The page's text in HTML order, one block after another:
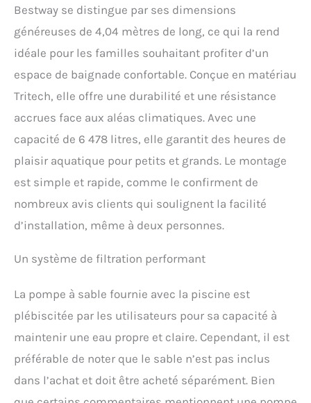
à sable incluse de 3 028
Bestway se distingue par ses dimensions
généreuses de 4,04 mètres de long, ce qui la rend
idéale pour les familles souhaitant profiter d’un
espace de baignade confortable. Conçue en matériau
Tritech, elle offre une durabilité et une résistance
accrues face aux aléas climatiques. Avec une
capacité de 6 478 litres, elle garantit des heures de
plaisir aquatique pour petits et grands. Le montage
est simple et rapide, comme le confirment de
nombreux avis clients qui soulignent la facilité
d’installation, même à deux personnes.
Un système de filtration performant
La pompe à sable fournie avec la piscine est
plébiscitée par les utilisateurs pour sa capacité à
maintenir une eau propre et claire. Cependant, il est
préférable de noter que le sable n’est pas inclus
dans l’achat et doit être acheté séparément. Bien